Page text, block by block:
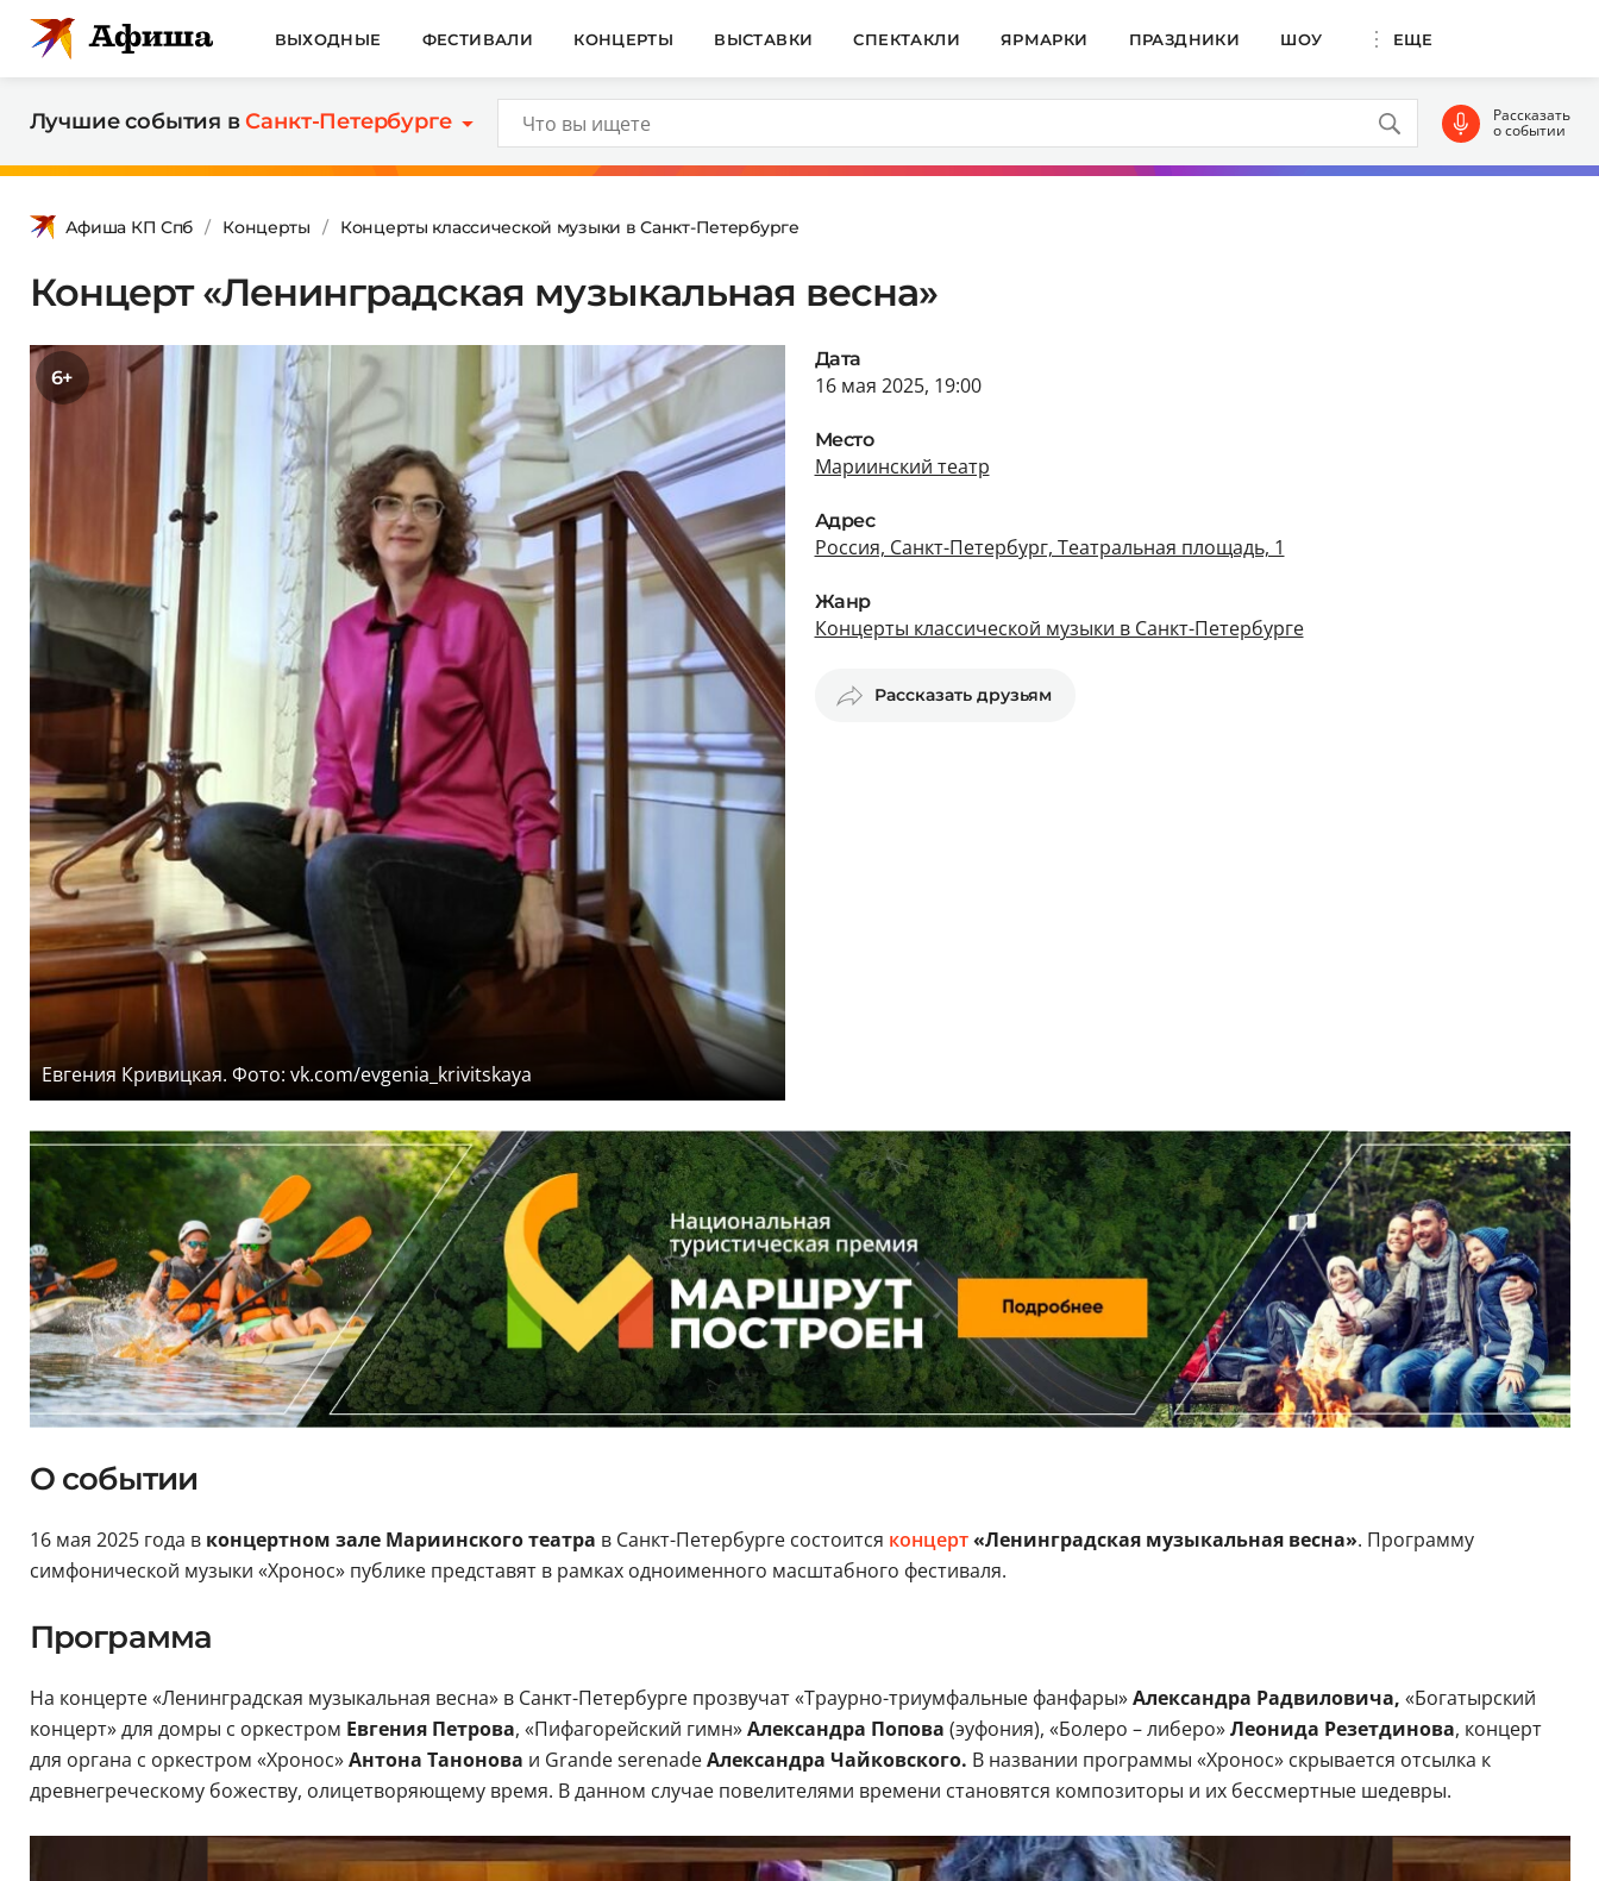
ВЫХОДНЫЕ ФЕСТИВАЛИ КОНЦЕРТЫ ВЫСТАВКИ СПЕКТАКЛИ ЯРМАРКИ ПРАЗДНИКИ ШОУ ЕЩЕ
Лучшие события вСанкт-Петербурге Рассказать
о событии
Афиша КП Спб Концерты Концерты классической музыки в Санкт-Петербурге
Концерт «Ленинградская музыкальная весна»
6+
Евгения Кривицкая. Фото: vk.com/evgenia_krivitskaya
Дата
16 мая 2025, 19:00
Место
Мариинский театр
Адрес
Россия, Санкт-Петербург, Театральная площадь, 1
Жанр
Концерты классической музыки в Санкт-Петербурге
Рассказать друзьям
О событии
16 мая 2025 года вконцертном зале Мариинского театра в Санкт-Петербурге состоится концерт«Ленинградская музыкальная весна». Программу
симфонической музыки «Хронос» публике представят в рамках одноименного масштабного фестиваля.
Программа
На концерте «Ленинградская музыкальная весна» в Санкт-Петербурге прозвучат «Траурно-триумфальные фанфары»Александра Радвиловича, «Богатырский
концерт» для домры с оркестром Евгения Петрова, «Пифагорейский гимн»Александра Попова (эуфония), «Болеро – либеро»Леонида Резетдинова, концерт
для органа с оркестром «Хронос»Антона Танонова и Grande serenadeАлександра Чайковского. В названии программы «Хронос» скрывается отсылка к
древнегреческому божеству, олицетворяющему время. В данном случае повелителями времени становятся композиторы и их бессмертные шедевры.